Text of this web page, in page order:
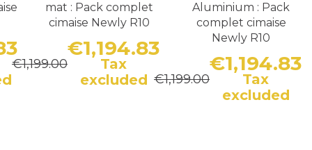
Price
Regular price
mat : Pack complet
cimaise Newly R10
€1,194.83
Tax
excluded
Regular price
€1,199.00
Aluminium : Pack
complet cimaise
Newly R10
€1,194.83
Tax
excluded
€1,199.00